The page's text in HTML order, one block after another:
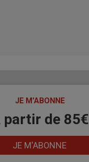
JE M'ABONNE
partir de 85€
JE M'ABONNE